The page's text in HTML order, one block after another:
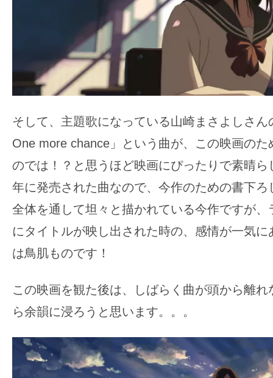
そして、主題歌になっている山崎まさよしさ
One more chance」という曲が、この映画のた
のでは！？と思うほど映画にぴったりで素晴ら
年に発売された曲なので、今作のための書下ろ
全体を通して坦々と描かれている今作ですが、
にタイトルが映し出された時の、感情が一気
は鳥肌ものです！
この映画を観た後は、しばらく曲が頭から離
ら余韻に浸ろうと思います。。。